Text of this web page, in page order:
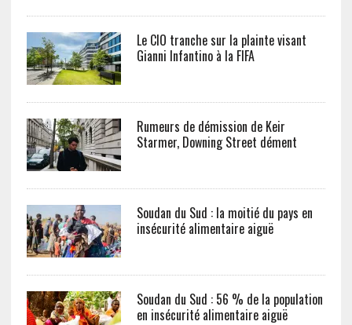
Le CIO tranche sur la plainte visant
Gianni Infantino à la FIFA
Rumeurs de démission de Keir
Starmer, Downing Street dément
Soudan du Sud : la moitié du pays en
insécurité alimentaire aiguë
Soudan du Sud : 56 % de la population
en insécurité alimentaire aiguë